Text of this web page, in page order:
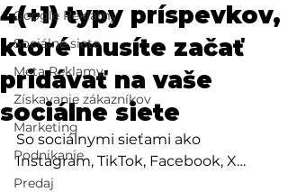
Google Reklamy
Sociálne siete
Meta Reklamy
Získavanie zákazníkov
Marketing
Podnikanie
Predaj
4(+1) typy príspevkov,
ktoré musíte začať
pridávať na vaše
sociálne siete
So sociálnymi sieťami ako
Instagram, TikTok, Facebook, X…